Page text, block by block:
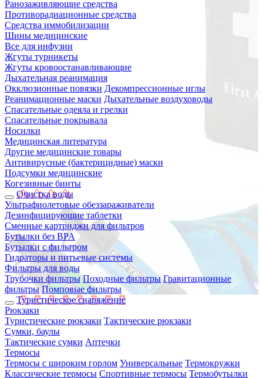
Ранозаживляющие средства
Противорадиационные средства
Средства иммобилизации
Шины медицинские
Все для инфузии
Жгуты турникеты
Жгуты кровоостанавливающие
Дыхательная реанимация
Окклюзионные повязки Декомпрессионные иглы
Реанимационные маски Дыхательные воздуховоды
Спасательные одеяла и грелки
Спасательные покрывала
Носилки
Медицинская литература
Другие медицинские товары
Антивирусные (бактерицидные) маски
Подсумки медицинские
Когезивные бинты
Очистка воды
Ультрафиолетовые обеззараживатели
Дезинфицирующие таблетки
Сменные картриджи для фильтров
Бутылки без BPA
Бутылки с фильтром
Гидраторы и питьевые системы
Фильтры для воды
Трубочки фильтры Походные фильтры Гравитационные
фильтры Помповые фильтры
Туристическое снаряжение
Рюкзаки
Туристические рюкзаки Тактические рюкзаки
Сумки, баулы
Тактические сумки Аптечки
Термосы
Термосы с широким горлом Универсальные Термокружки
Классические термосы Спортивные термосы Термобутылки